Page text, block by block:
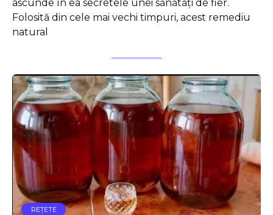
ascunde în ea secretele unei sănătăți de fier.
Folosită din cele mai vechi timpuri, acest remediu
natural
REŢETE